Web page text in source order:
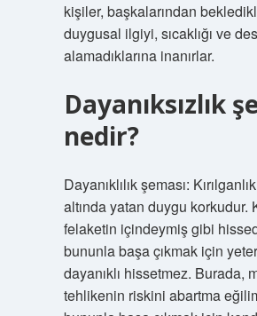
kişiler, başkalarından
duygusal ilgiyi, sıcaklığı ve
alamadıklarına inanırlar.
Dayanıksızlık
nedir?
Dayanıklılık şeması:
altında yatan duygu korkudur.
felaketin içindeymiş gibi
bununla başa çıkmak için
dayanıklı hissetmez. Burada,
tehlikenin riskini abartma